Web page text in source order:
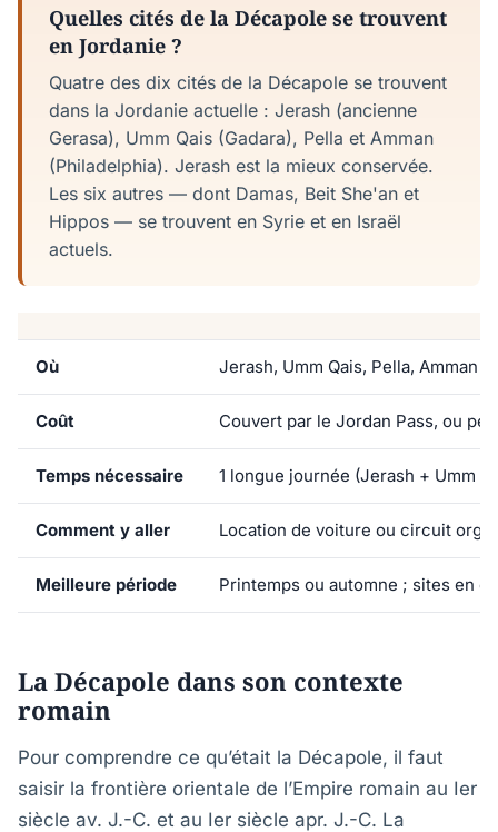
Quelles cités de la Décapole se trouvent
en Jordanie ?
Quatre des dix cités de la Décapole se trouvent
dans la Jordanie actuelle : Jerash (ancienne
Gerasa), Umm Qais (Gadara), Pella et Amman
(Philadelphia). Jerash est la mieux conservée.
Les six autres — dont Damas, Beit She'an et
Hippos — se trouvent en Syrie et en Israël
actuels.
Où Jerash, Umm Qais, Pella, Amman
Coût Couvert par le Jordan Pass, ou
Temps nécessaire 1 longue journée (Jerash + Umm
Comment y aller Location de voiture ou circuit
Meilleure période Printemps ou automne ; sites en
La Décapole dans son contexte
romain
Pour comprendre ce qu’était la Décapole, il faut
saisir la frontière orientale de l’Empire romain au Ier
siècle av. J.-C. et au Ier siècle apr. J.-C. La